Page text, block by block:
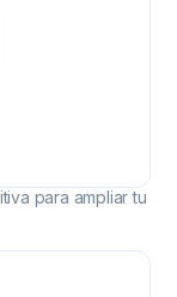
para ampliar tu